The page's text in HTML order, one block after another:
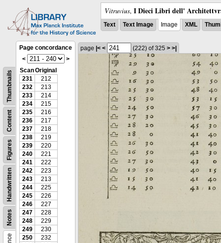
Vitruvius, I Dieci Libri dell'
Text Text Image Image XML
Notes
Handwritten
Figures
Content
Thumbnails
Page concordance
<
>
ScanOriginal
231
212
232
213
233
214
234
215
235
216
236
217
237
218
238
219
239
220
240
221
241
222
242
223
243
213
244
225
245
226
246
227
247
228
248
229
249
230
250
232
page |< < (222) of 325 > >|